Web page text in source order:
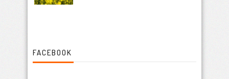
FACEBOOK